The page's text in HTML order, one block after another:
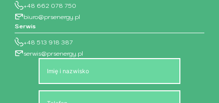
+48 662 078 750
biuro@prsenergy.pl
Serwis
+48 513 918 387
serwis@prsenergy.pl